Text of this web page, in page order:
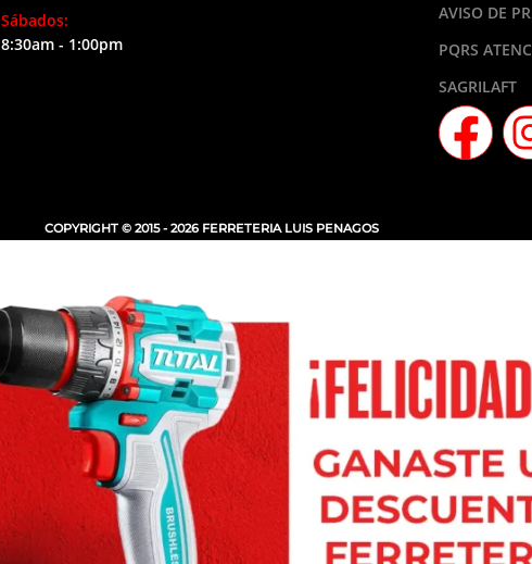
Sábados:
8:30am - 1:00pm
AVISO DE
PQRS
SAGRILAFT
COPYRIGHT © 2015 - 2026 FERRETERIA LUIS PENAGOS